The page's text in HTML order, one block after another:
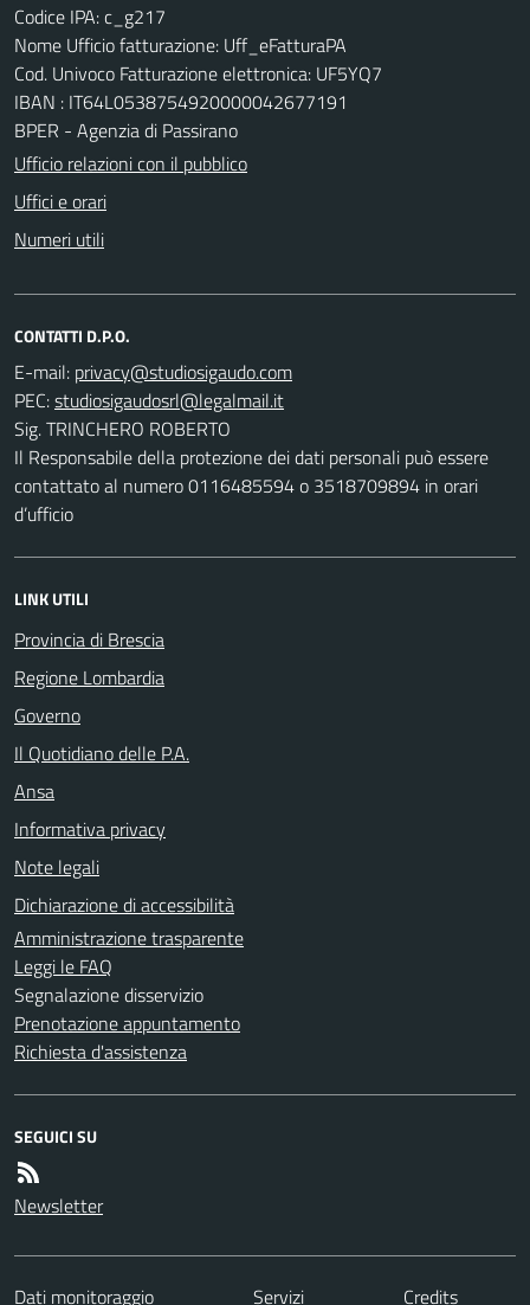
Codice IPA: c_g217
Nome Ufficio fatturazione: Uff_eFatturaPA
Cod. Univoco Fatturazione elettronica: UF5YQ7
IBAN : IT64L0538754920000042677191
BPER - Agenzia di Passirano
Ufficio relazioni con il pubblico
Uffici e orari
Numeri utili
CONTATTI D.P.O.
E-mail:
PEC:
Sig. TRINCHERO ROBERTO
Il Responsabile della protezione dei dati personali può essere
contattato al numero 0116485594 o 3518709894 in orari
d’ufficio
LINK UTILI
Provincia di Brescia
Regione Lombardia
Governo
Il Quotidiano delle P.A.
Ansa
Informativa privacy
Note legali
Dichiarazione di accessibilità
Amministrazione trasparente
Leggi le FAQ
Segnalazione disservizio
Prenotazione appuntamento
Richiesta d'assistenza
SEGUICI SU
Newsletter
Dati monitoraggio Servizi Credits